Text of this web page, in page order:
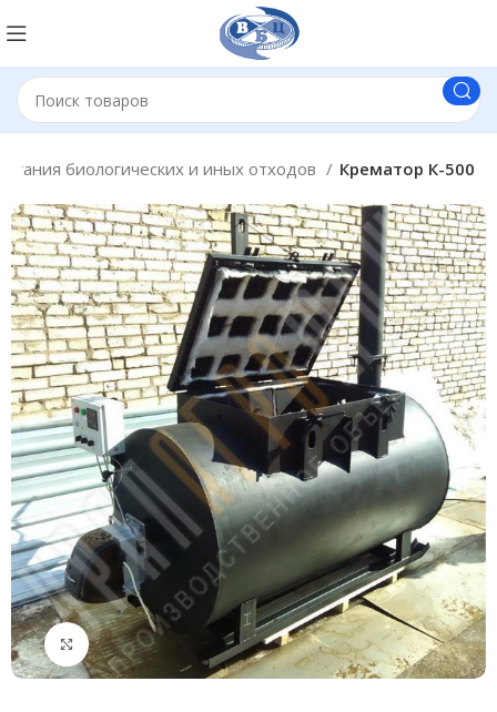
биологических и иных отходов Крематор К-500
Нажмите, чтобы увеличить